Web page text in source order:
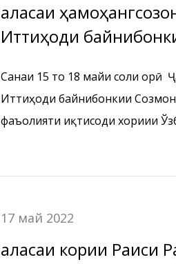
Ҷаласаи
Иттиҳоди
Санаи 15 то 18 майи соли ҷорӣ
Иттиҳоди байнибонкии
фаъолияти иқтисоди хориҷии
17 май 2022
Ҷаласаи кории Раиси